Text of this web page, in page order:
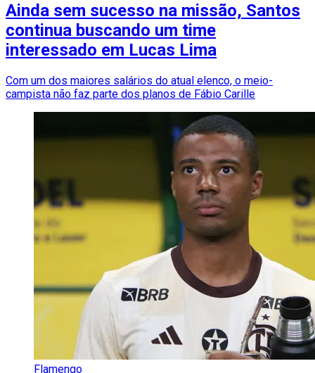
Ainda sem sucesso na missão, Santos
continua buscando um time
interessado em Lucas Lima
Com um dos maiores salários do atual elenco, o meio-
campista não faz parte dos planos de Fábio Carille
Flamengo